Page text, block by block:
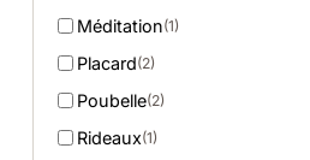
Méditation(1)
Placard(2)
Poubelle(2)
Rideaux(1)